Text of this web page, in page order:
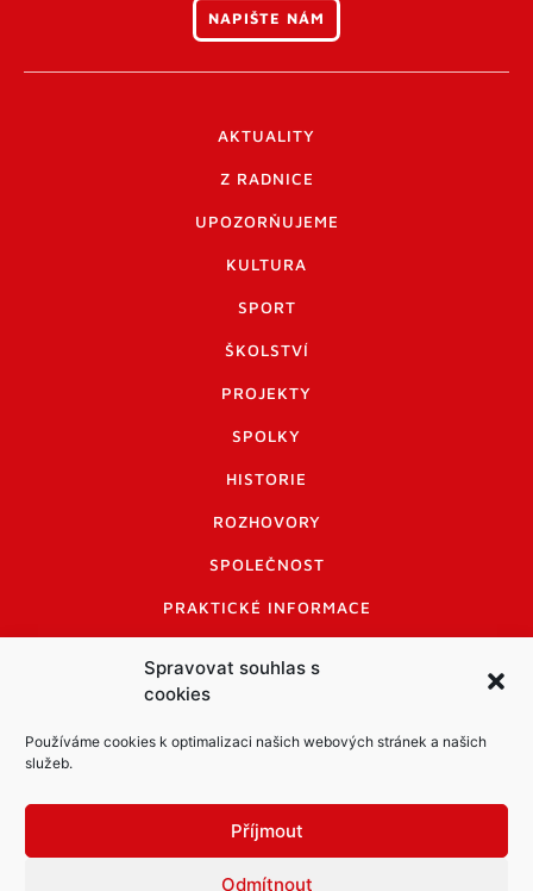
Spravovat souhlas s
cookies
Používáme cookies k optimalizaci našich webových stránek a našich
služeb.
Příjmout
Odmítnout
NAPIŠTE NÁM
AKTUALITY
Z RADNICE
UPOZORŇUJEME
KULTURA
SPORT
ŠKOLSTVÍ
PROJEKTY
SPOLKY
HISTORIE
ROZHOVORY
SPOLEČNOST
PRAKTICKÉ INFORMACE
INFORMACE A KODEX DISKUTUJÍCÍCH
LOGO A LOGO MANUÁL